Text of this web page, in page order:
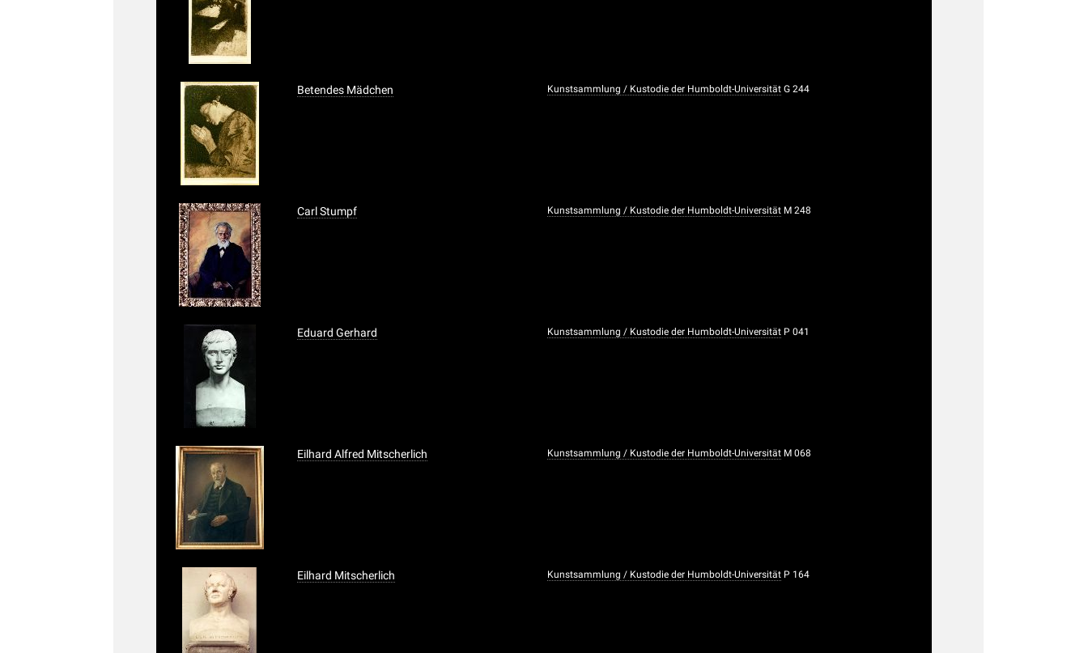
Betendes Mädchen Kunstsammlung / Kustodie der Humboldt-Universität G 244
Carl Stumpf Kunstsammlung / Kustodie der Humboldt-Universität M 248
Eduard Gerhard Kunstsammlung / Kustodie der Humboldt-Universität P 041
Eilhard Alfred Mitscherlich Kunstsammlung / Kustodie der Humboldt-Universität M 068
Eilhard Mitscherlich Kunstsammlung / Kustodie der Humboldt-Universität P 164